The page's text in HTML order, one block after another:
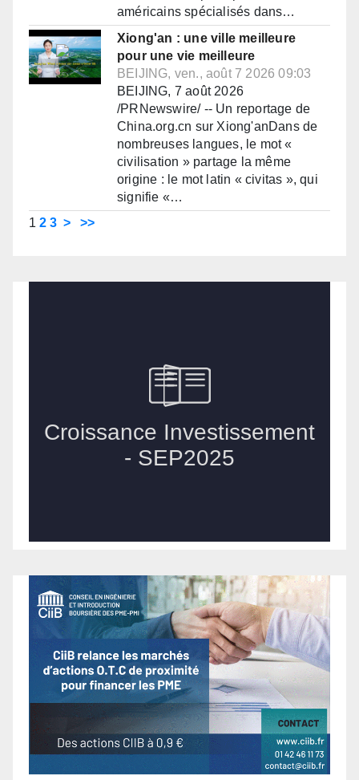
américains spécialisés dans…
Xiong'an : une ville meilleure
pour une vie meilleure
BEIJING, ven., août 7 2026 09:03
BEIJING, 7 août 2026
/PRNewswire/ -- Un reportage de
China.org.cn sur Xiong'anDans de
nombreuses langues, le mot «
civilisation » partage la même
origine : le mot latin « civitas », qui
signifie «…
1 2 3 > >>